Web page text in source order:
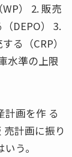
） 2. 販売
DEPO） 3.
る（CRP）
水準の上限
計画を作 る
計画に振り
う。